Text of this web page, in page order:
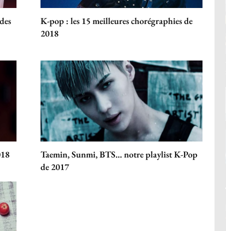
K-pop : les 15 meilleures chorégraphies de
2018
Taemin, Sunmi, BTS… notre playlist K-Pop
de 2017